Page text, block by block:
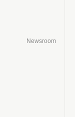
Newsroom